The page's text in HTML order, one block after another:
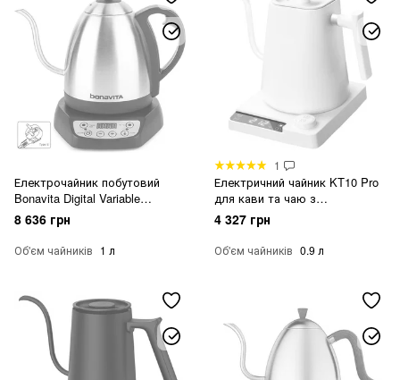
Електрочайник побутовий
Bonavita Digital Variable
Temperature Gooseneck Kettle
1л
8 636 грн
Об'єм чайників 1 л
1
Електричний чайник KT10 Pro
для кави та чаю з
регулюванням температури
Білий
4 327 грн
Об'єм чайників 0.9 л